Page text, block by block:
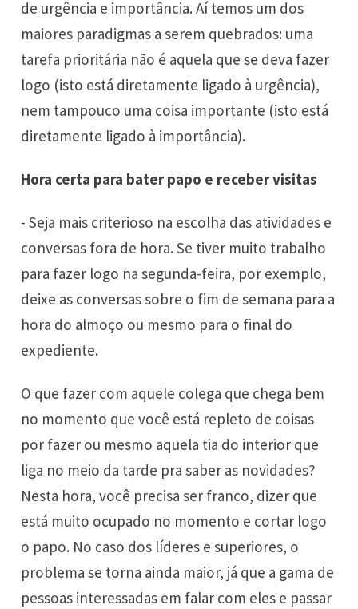
de urgência e importância. Aí temos um dos
maiores paradigmas a serem quebrados: uma
tarefa prioritária não é aquela que se deva fazer
logo (isto está diretamente ligado à urgência),
nem tampouco uma coisa importante (isto está
diretamente ligado à importância).
Hora certa para bater papo e receber visitas
- Seja mais criterioso na escolha das atividades e
conversas fora de hora. Se tiver muito trabalho
para fazer logo na segunda-feira, por exemplo,
deixe as conversas sobre o fim de semana para a
hora do almoço ou mesmo para o final do
expediente.
O que fazer com aquele colega que chega bem
no momento que você está repleto de coisas
por fazer ou mesmo aquela tia do interior que
liga no meio da tarde pra saber as novidades?
Nesta hora, você precisa ser franco, dizer que
está muito ocupado no momento e cortar logo
o papo. No caso dos líderes e superiores, o
problema se torna ainda maior, já que a gama de
pessoas interessadas em falar com eles e passar